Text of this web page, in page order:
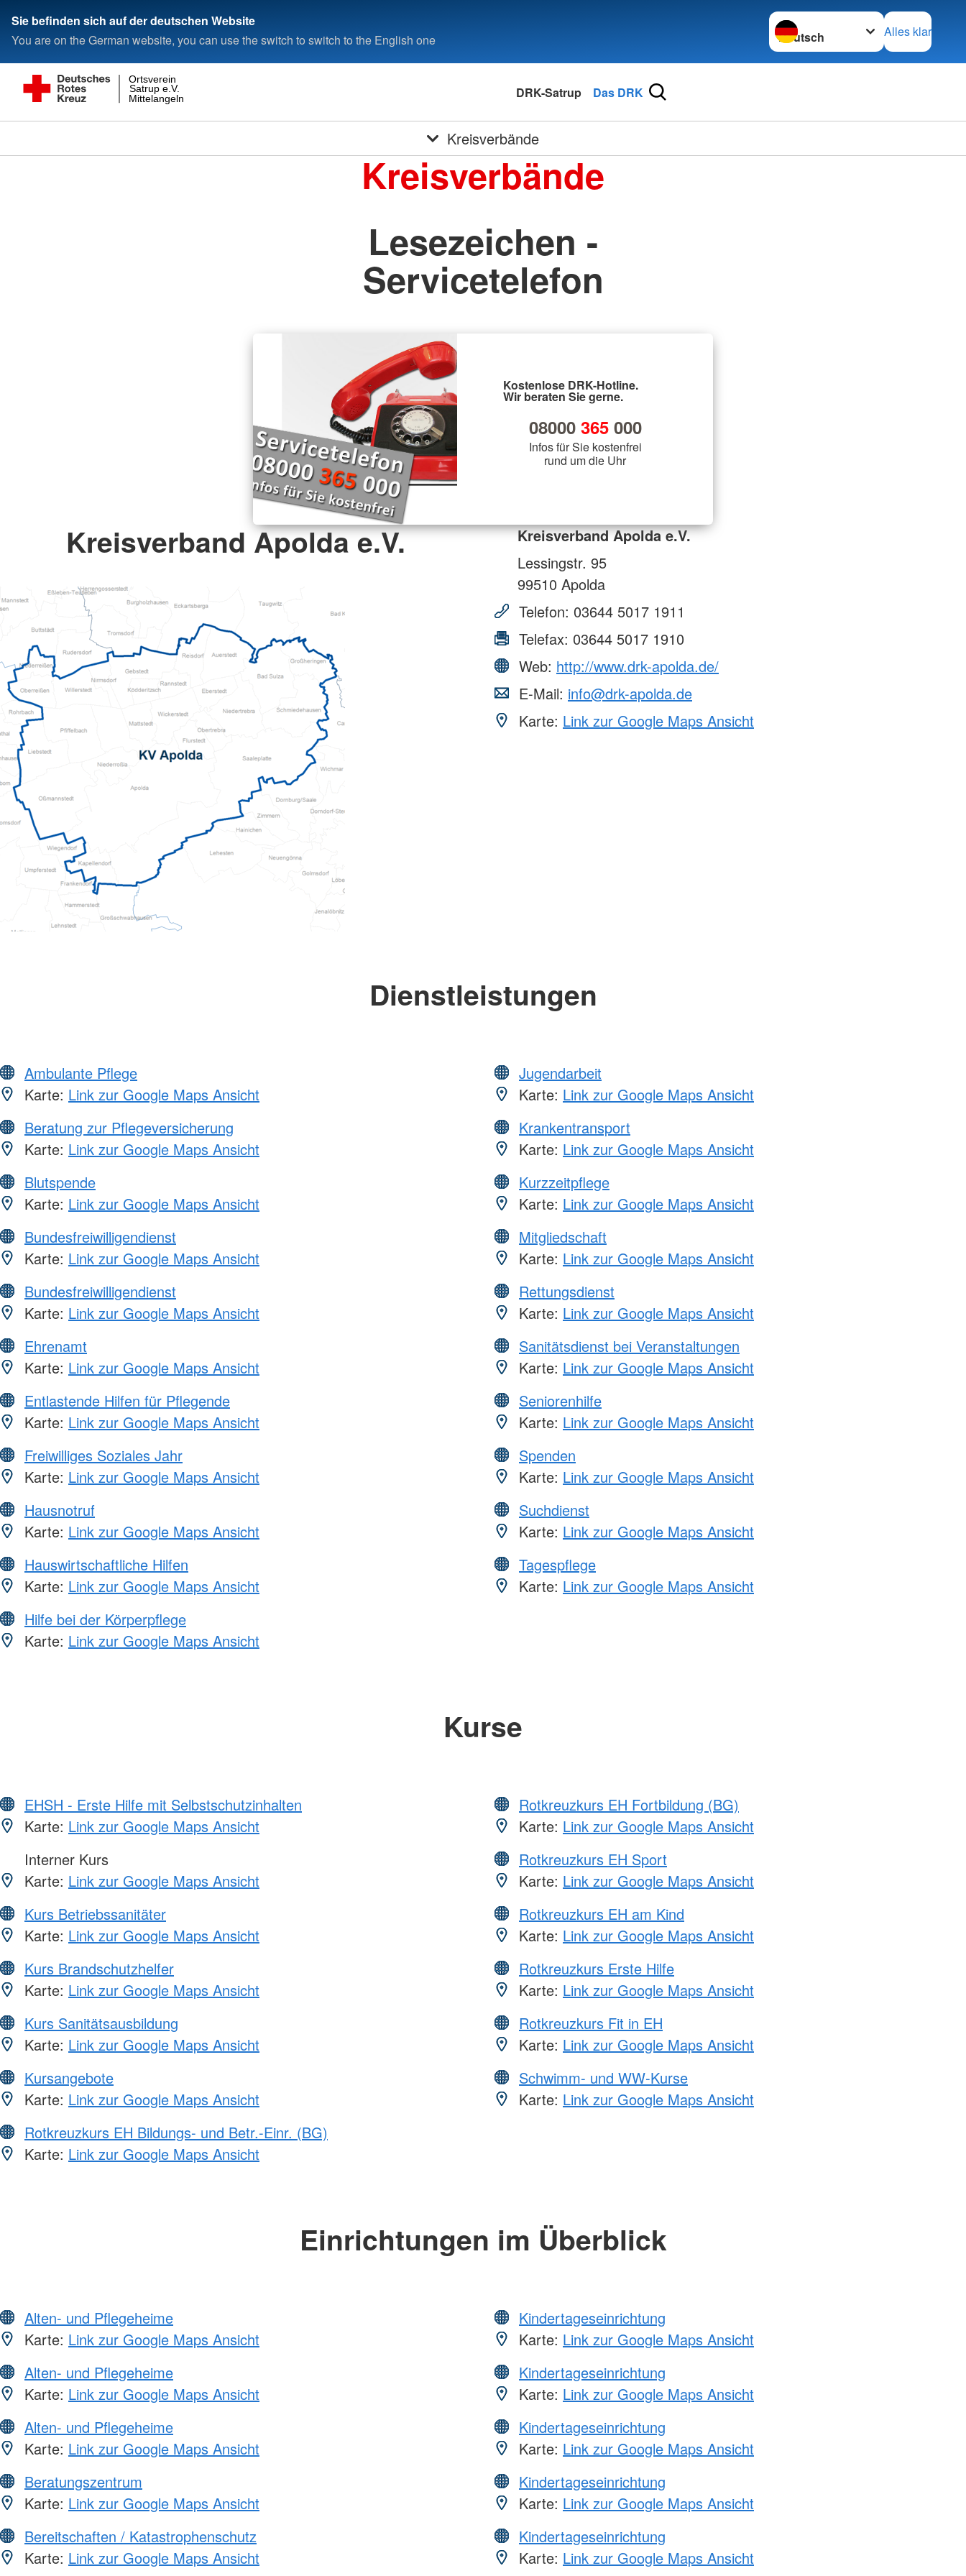
Sie befinden sich auf der deutschen Website
You are on the German website, you can use the switch to switch to the English one
Sprache wechseln zu
Alles klar
Mittelangeln
Satrup e.V.
Ortsverein
DRK-Satrup Das DRK
Kreisverbände
Kreisverbände
Lesezeichen -
Servicetelefon
Kostenlose DRK-Hotline.
Wir beraten Sie gerne.
08000 365000
Infos für Sie kostenfrei
rund um die Uhr
Kreisverband Apolda e.V.
Kreisverband Apolda e.V.
Lessingstr. 95
99510 Apolda
Telefon: 03644 5017 1911
Telefax: 03644 5017 1910
Web: http://www.drk-apolda.de/
E-Mail: info@drk-apolda.de
Karte: Link zur Google Maps Ansicht
Dienstleistungen
Ambulante Pflege
Karte: Link zur Google Maps Ansicht
Beratung zur Pflegeversicherung
Karte: Link zur Google Maps Ansicht
Blutspende
Karte: Link zur Google Maps Ansicht
Bundesfreiwilligendienst
Karte: Link zur Google Maps Ansicht
Bundesfreiwilligendienst
Karte: Link zur Google Maps Ansicht
Ehrenamt
Karte: Link zur Google Maps Ansicht
Entlastende Hilfen für Pflegende
Karte: Link zur Google Maps Ansicht
Freiwilliges Soziales Jahr
Karte: Link zur Google Maps Ansicht
Hausnotruf
Karte: Link zur Google Maps Ansicht
Hauswirtschaftliche Hilfen
Karte: Link zur Google Maps Ansicht
Hilfe bei der Körperpflege
Karte: Link zur Google Maps Ansicht
Jugendarbeit
Karte: Link zur Google Maps Ansicht
Krankentransport
Karte: Link zur Google Maps Ansicht
Kurzzeitpflege
Karte: Link zur Google Maps Ansicht
Mitgliedschaft
Karte: Link zur Google Maps Ansicht
Rettungsdienst
Karte: Link zur Google Maps Ansicht
Sanitätsdienst bei Veranstaltungen
Karte: Link zur Google Maps Ansicht
Seniorenhilfe
Karte: Link zur Google Maps Ansicht
Spenden
Karte: Link zur Google Maps Ansicht
Suchdienst
Karte: Link zur Google Maps Ansicht
Tagespflege
Karte: Link zur Google Maps Ansicht
Kurse
EHSH - Erste Hilfe mit Selbstschutzinhalten
Karte: Link zur Google Maps Ansicht
Interner Kurs
Karte: Link zur Google Maps Ansicht
Kurs Betriebssanitäter
Karte: Link zur Google Maps Ansicht
Kurs Brandschutzhelfer
Karte: Link zur Google Maps Ansicht
Kurs Sanitätsausbildung
Karte: Link zur Google Maps Ansicht
Kursangebote
Karte: Link zur Google Maps Ansicht
Rotkreuzkurs EH Bildungs- und Betr.-Einr. (BG)
Karte: Link zur Google Maps Ansicht
Rotkreuzkurs EH Fortbildung (BG)
Karte: Link zur Google Maps Ansicht
Rotkreuzkurs EH Sport
Karte: Link zur Google Maps Ansicht
Rotkreuzkurs EH am Kind
Karte: Link zur Google Maps Ansicht
Rotkreuzkurs Erste Hilfe
Karte: Link zur Google Maps Ansicht
Rotkreuzkurs Fit in EH
Karte: Link zur Google Maps Ansicht
Schwimm- und WW-Kurse
Karte: Link zur Google Maps Ansicht
Einrichtungen im Überblick
Alten- und Pflegeheime
Karte: Link zur Google Maps Ansicht
Alten- und Pflegeheime
Karte: Link zur Google Maps Ansicht
Alten- und Pflegeheime
Karte: Link zur Google Maps Ansicht
Beratungszentrum
Karte: Link zur Google Maps Ansicht
Bereitschaften / Katastrophenschutz
Karte: Link zur Google Maps Ansicht
Kindertageseinrichtung
Karte: Link zur Google Maps Ansicht
Kindertageseinrichtung
Karte: Link zur Google Maps Ansicht
Kindertageseinrichtung
Karte: Link zur Google Maps Ansicht
Kindertageseinrichtung
Karte: Link zur Google Maps Ansicht
Kindertageseinrichtung
Karte: Link zur Google Maps Ansicht